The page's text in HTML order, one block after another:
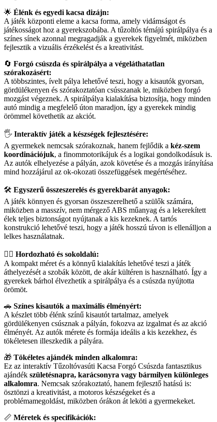
🌟 Élénk és egyedi kacsa dizájn:
A játék központi eleme a kacsa forma, amely vidámságot és
játékosságot hoz a gyerekszobába. A tűzoltós témájú spirálpálya és a
színes sínek azonnal megragadják a gyerekek figyelmét, miközben
fejlesztik a vizuális érzékelést és a kreativitást.
🔄 Forgó csúszda és spirálpálya a végeláthatatlan
szórakozásért:
A többszintes, ívelt pálya lehetővé teszi, hogy a kisautók gyorsan,
gördülékenyen és szórakoztatóan csússzanak le, miközben forgó
mozgást végeznek. A spirálpálya kialakítása biztosítja, hogy minden
autó mindig a megfelelő úton maradjon, így a gyerekek mindig
örömmel követhetik az akciót.
🖐️ Interaktív játék a készségek fejlesztésére:
A gyermekek nemcsak szórakoznak, hanem fejlődik a kéz-szem
koordinációjuk, a finommotorikájuk és a logikai gondolkodásuk is.
Az autók elhelyezése a pályán, azok követése és a mozgás irányítása
mind hozzájárul az ok-okozati összefüggések megértéséhez.
🛠️ Egyszerű összeszerelés és gyerekbarát anyagok:
A játék könnyen és gyorsan összeszerelhető a szülők számára,
miközben a masszív, nem mérgező ABS műanyag és a lekerekített
élek teljes biztonságot nyújtanak a kis kezeknek. A tartós
konstrukció lehetővé teszi, hogy a játék hosszú távon is ellenálljon a
lelkes használatnak.
🏃‍♂️ Hordozható és sokoldalú:
A kompakt méret és a könnyű kialakítás lehetővé teszi a játék
áthelyezését a szobák között, de akár kültéren is használható. Így a
gyerekek bárhol élvezhetik a spirálpálya és a csúszda nyújtotta
örömöt.
🚗 Színes kisautók a maximális élményért:
A készlet több élénk színű kisautót tartalmaz, amelyek
gördülékenyen csúsznak a pályán, fokozva az izgalmat és az akció
élményét. Az autók mérete és formája ideális a kis kezekhez, és
tökéletesen illeszkedik a pályára.
🎁 Tökéletes ajándék minden alkalomra:
Ez az interaktív Tűzoltóvasúti Kacsa Forgó Csúszda fantasztikus
ajándék születésnapra, karácsonyra vagy bármilyen különleges
alkalomra. Nemcsak szórakoztató, hanem fejlesztő hatású is:
ösztönzi a kreativitást, a motoros készségeket és a
problémamegoldást, miközben órákon át leköti a gyermekeket.
📏 Méretek és specifikációk: